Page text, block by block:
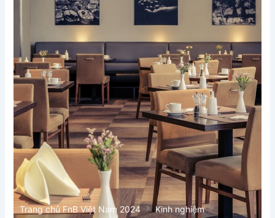
Trang chủ FnB Việt Nam 2024
Kinh nghiệm